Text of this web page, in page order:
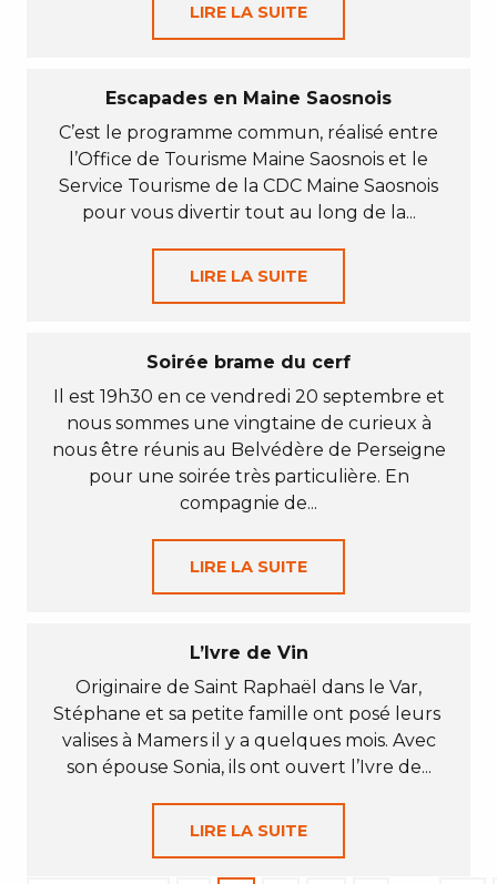
LIRE LA SUITE
Escapades en Maine Saosnois
C’est le programme commun, réalisé entre
l’Office de Tourisme Maine Saosnois et le
Service Tourisme de la CDC Maine Saosnois
pour vous divertir tout au long de la...
LIRE LA SUITE
Soirée brame du cerf
Il est 19h30 en ce vendredi 20 septembre et
nous sommes une vingtaine de curieux à
nous être réunis au Belvédère de Perseigne
pour une soirée très particulière. En
compagnie de...
LIRE LA SUITE
L’Ivre de Vin
Originaire de Saint Raphaël dans le Var,
Stéphane et sa petite famille ont posé leurs
valises à Mamers il y a quelques mois. Avec
son épouse Sonia, ils ont ouvert l’Ivre de...
LIRE LA SUITE